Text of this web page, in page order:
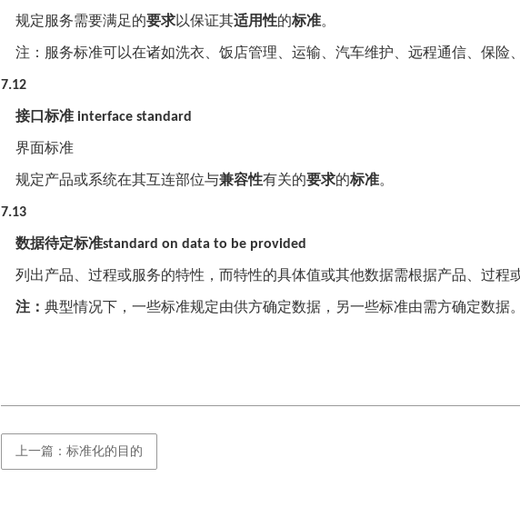
规定服务需要满足的要求以保证其适用性的标准。
注：服务标准可以在诸如洗衣、饭店管理、运输、汽车维护、远程通信、保险
7.12
接口标准 interface standard
界面标准
规定产品或系统在其互连部位与兼容性有关的要求的标准。
7.13
数据待定标准standard on data to be provided
列出产品、过程或服务的特性，而特性的具体值或其他数据需根据产品、过程
注： 典型情况下，一些标准规定由供方确定数据，另一些标准由需方确定数据。
上一篇：标准化的目的